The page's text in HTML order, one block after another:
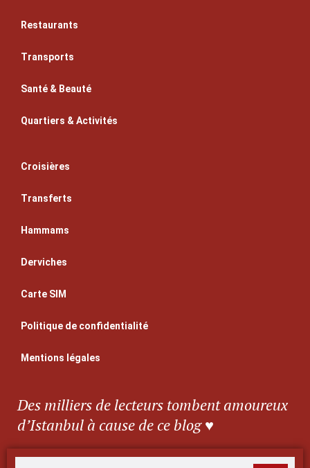
Restaurants
Transports
Santé & Beauté
Quartiers & Activités
Croisières
Transferts
Hammams
Derviches
Carte SIM
Politique de confidentialité
Mentions légales
Des milliers de lecteurs tombent amoureux
d’Istanbul à cause de ce blog ♥